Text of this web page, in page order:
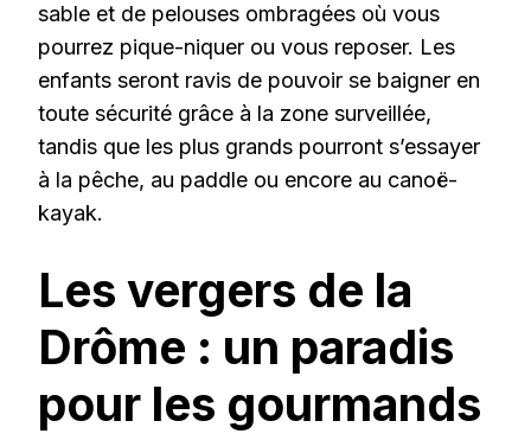
sable et de pelouses ombragées où vous
pourrez pique-niquer ou vous reposer. Les
enfants seront ravis de pouvoir se baigner en
toute sécurité grâce à la zone surveillée,
tandis que les plus grands pourront s’essayer
à la pêche, au paddle ou encore au canoë-
kayak.
Les vergers de la
Drôme : un paradis
pour les gourmands